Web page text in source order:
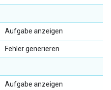
Aufgabe anzeigen
Fehler generieren
Aufgabe anzeigen